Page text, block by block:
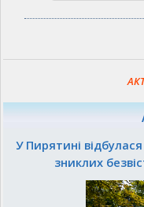
У Пирятині
зниклих